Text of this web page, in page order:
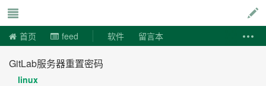
首页 feed 软件 留言本
GitLab服务器重置密码
linux